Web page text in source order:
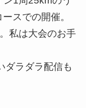
スでの開催。
私は大会のお手
ダラダラ配信も